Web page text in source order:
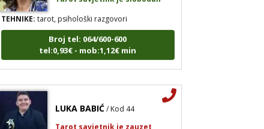
TEHNIKE:tarot, psihološki razgovori
Broj tel: 064/600-600
tel:0,93€ - mob:1,12€ min
LUKA BABIĆ
/ Kod 44
Tarot savjetnik je zauzet